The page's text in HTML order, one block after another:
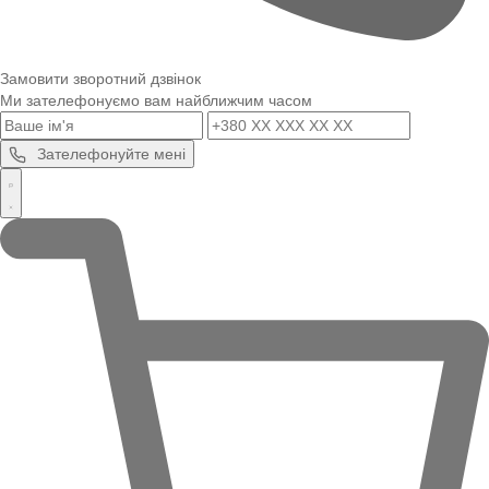
Замовити зворотний дзвінок
Ми зателефонуємо вам найближчим часом
Зателефонуйте мені